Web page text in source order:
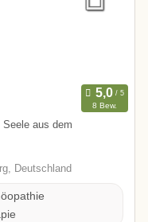
8 Bew.
aus dem
Deutschland